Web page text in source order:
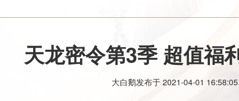
天龙密令第3季 超值福
大白鹅发布于2021-04-01 16:58:05